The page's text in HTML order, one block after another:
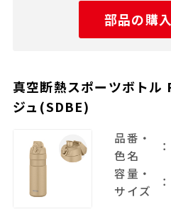
部品の購
真空断熱スポーツボトル
ジュ(SDBE)
品番・
色名
容量・
サイズ